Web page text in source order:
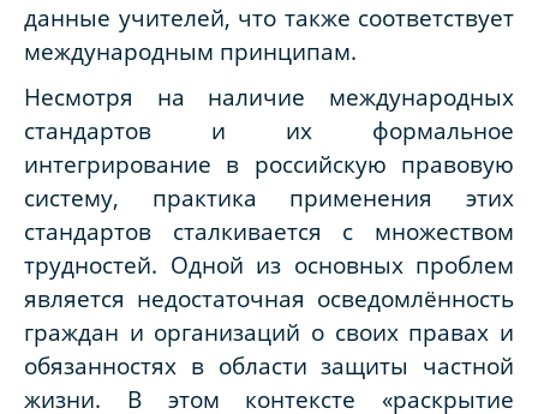
данные учителей, что также соответствует
международным принципам.
Несмотря на наличие международных
стандартов и их формальное
интегрирование в российскую правовую
систему, практика применения этих
стандартов сталкивается с множеством
трудностей. Одной из основных проблем
является недостаточная осведомлённость
граждан и организаций о своих правах и
обязанностях в области защиты частной
жизни. В этом контексте «раскрытие